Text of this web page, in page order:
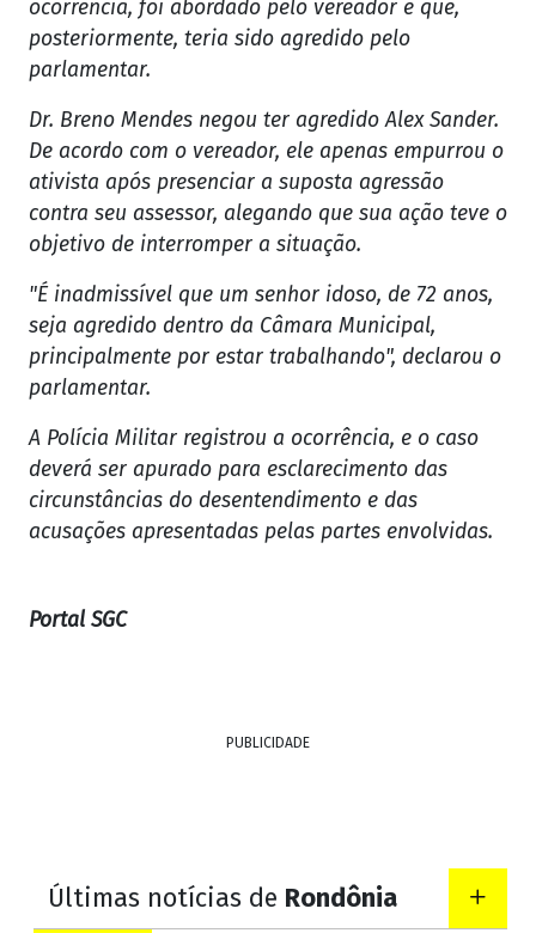
ocorrência, foi abordado pelo vereador e que,
posteriormente, teria sido agredido pelo
parlamentar.
Dr. Breno Mendes negou ter agredido Alex Sander.
De acordo com o vereador, ele apenas empurrou o
ativista após presenciar a suposta agressão
contra seu assessor, alegando que sua ação teve o
objetivo de interromper a situação.
"É inadmissível que um senhor idoso, de 72 anos,
seja agredido dentro da Câmara Municipal,
principalmente por estar trabalhando", declarou o
parlamentar.
A Polícia Militar registrou a ocorrência, e o caso
deverá ser apurado para esclarecimento das
circunstâncias do desentendimento e das
acusações apresentadas pelas partes envolvidas.
Portal SGC
PUBLICIDADE
Últimas notícias de Rondônia